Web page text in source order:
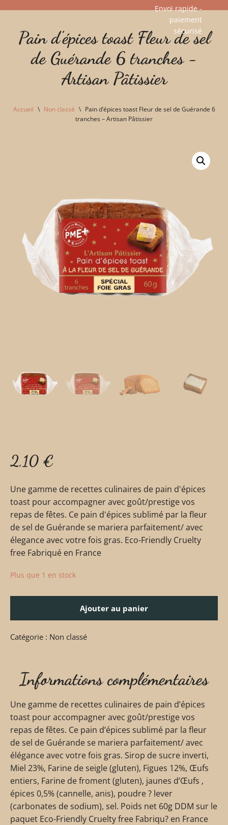
Envoi rapide -
paiement
sécurisé​
Pain d'épices toast Fleur de sel
de Guérande 6 tranches -
Artisan Pâtissier
Accueil \ Non classé \ Pain d’épices toast Fleur de sel de Guérande 6
tranches – Artisan Pâtissier
2,10 €
Une gamme de recettes culinaires de pain d'épices
toast pour accompagner avec goût/prestige vos
repas de fêtes. Ce pain d'épices sublimé par la fleur
de sel de Guérande se mariera parfaitement/ avec
élegance avec votre fois gras. Eco-Friendly Cruelty
free Fabriqué en France
Plus que 1 en stock
Ajouter au panier
Catégorie : Non classé
Informations complémentaires
Une gamme de recettes culinaires de pain d’épices
toast pour accompagner avec goût/prestige vos
repas de fêtes. Ce pain d’épices sublimé par la fleur
de sel de Guérande se mariera parfaitement/ avec
élégance avec votre fois gras. Sirop de sucre inverti,
Miel 23%, Farine de seigle (gluten), Figues 12%, Œufs
entiers, Farine de froment (gluten), jaunes d’Œufs ,
épices 0,5% (cannelle, anis), poudre ? lever
(carbonates de sodium), sel. Poids net 60g DDM sur le
paquet Eco-Friendly Cruelty free Fabriqu? en France